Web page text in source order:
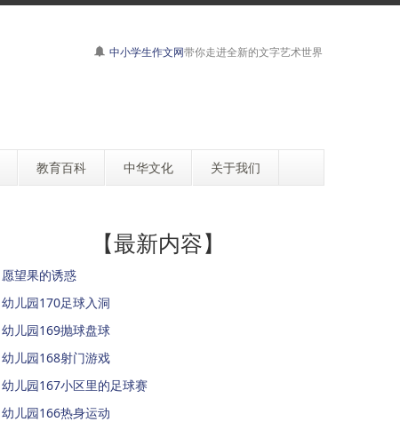
中小学生作文网带你走进全新的文字艺术世界
教育百科 中华文化 关于我们
【最新内容】
愿望果的诱惑
幼儿园170足球入洞
幼儿园169抛球盘球
幼儿园168射门游戏
幼儿园167小区里的足球赛
幼儿园166热身运动